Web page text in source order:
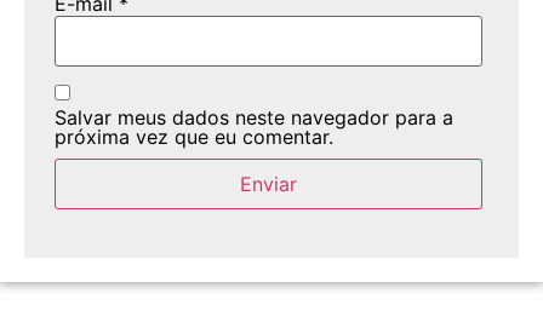
Salvar meus dados neste navegador para a
próxima vez que eu comentar.